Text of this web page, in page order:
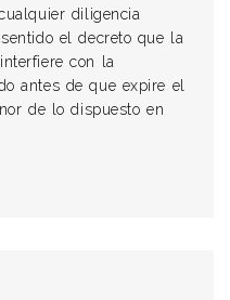
diligencia
el decreto que la
con la
antes de que expire el
de lo dispuesto en